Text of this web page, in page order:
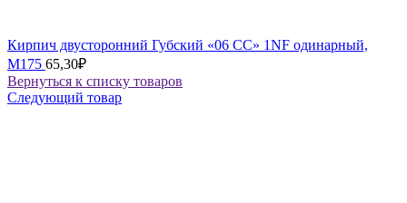
Кирпич двусторонний Губский «06 СС» 1NF одинарный,
М175 65,30₽
Вернуться к списку товаров
Следующий товар